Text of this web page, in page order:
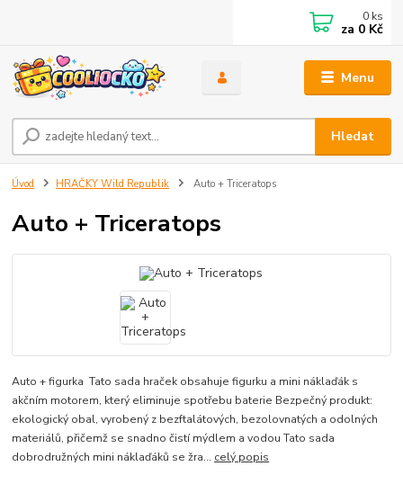
Menu
Hledat
0 ks
za 0 Kč
Úvod HRAČKY Wild Republik Auto + Triceratops
Auto + Triceratops
Auto + figurka Tato sada hraček obsahuje figurku a mini náklaďák s
akčním motorem, který eliminuje spotřebu baterie Bezpečný produkt:
ekologický obal, vyrobený z bezftalátových, bezolovnatých a odolných
materiálů, přičemž se snadno čistí mýdlem a vodou Tato sada
dobrodružných mini náklaďáků se žra... celý popis